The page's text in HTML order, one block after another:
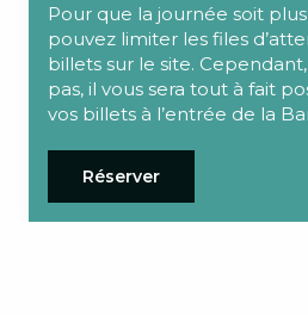
Pour que la journée soit
pouvez limiter les files
billets sur le site.
pas, il vous sera tout à fait
vos billets à l’entrée de la
Réserver